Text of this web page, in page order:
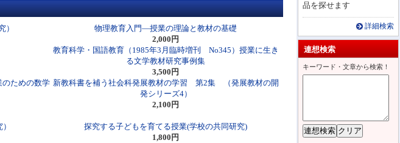
品を探せます
詳細検索
連想検索
キーワード・文章から検索！
）
物理教育入門―授業の理論と教材の基礎
2,000円
教育科学・国語教育（1985年3月臨時増刊 No345）授業に生き
る文学教材研究事例集
3,500円
ための数学 新教科書を補う社会科発展教材の学習 第2集 （発展教材の開
発シリーズ4）
2,100円
探究する子どもを育てる授業(学校の共同研究)
1,800円